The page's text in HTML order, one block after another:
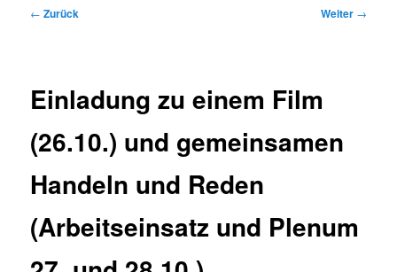
Beitragsnavigation
← Zurück Weiter →
Einladung zu einem Film
(26.10.) und gemeinsamen
Handeln und Reden
(Arbeitseinsatz und Plenum